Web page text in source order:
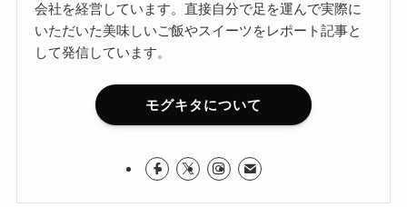
会社を経営しています。直接自分で足を運んで実際に
いただいた美味しいご飯やスイーツをレポート記事と
して発信しています。
モグキタについて